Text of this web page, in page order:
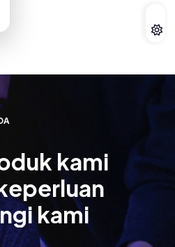
A
duk kami
eperluan
ngi kami